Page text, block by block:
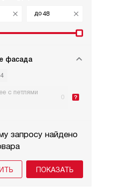
до
фасада
4
с петлями
0
запросу найдено